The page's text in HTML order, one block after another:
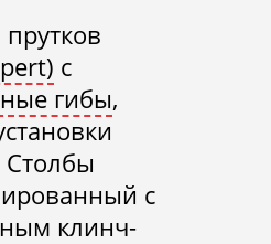
с
гибы,
с
клинч-